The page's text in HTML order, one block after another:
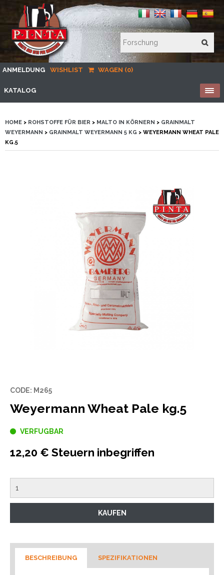
ANMELDUNG WISHLIST WAGEN (0)
KATALOG
HOME > ROHSTOFFE FÜR BIER > MALTO IN KÖRNERN > GRAINMALT
WEYERMANN > GRAINMALT WEYERMANN 5 KG > WEYERMANN WHEAT PALE
KG.5
CODE: M265
Weyermann Wheat Pale kg.5
VERFUGBAR
12,20 € Steuern inbegriffen
BESCHREIBUNG SPEZIFIKATIONEN